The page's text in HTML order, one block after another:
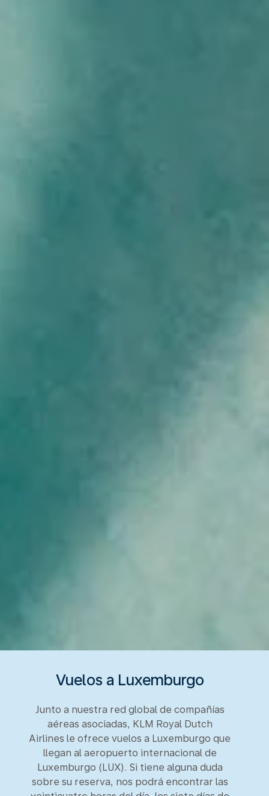
Vuelos a Luxemburgo
Junto a nuestra red global de compañías
aéreas asociadas, KLM Royal Dutch
Airlines le ofrece vuelos a Luxemburgo que
llegan al aeropuerto internacional de
Luxemburgo (LUX). Si tiene alguna duda
sobre su reserva, nos podrá encontrar las